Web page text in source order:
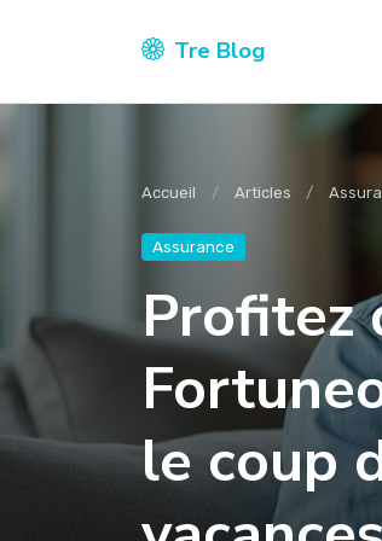
Tre Blog
Accueil Articles
Assurance
Profitez
le coup